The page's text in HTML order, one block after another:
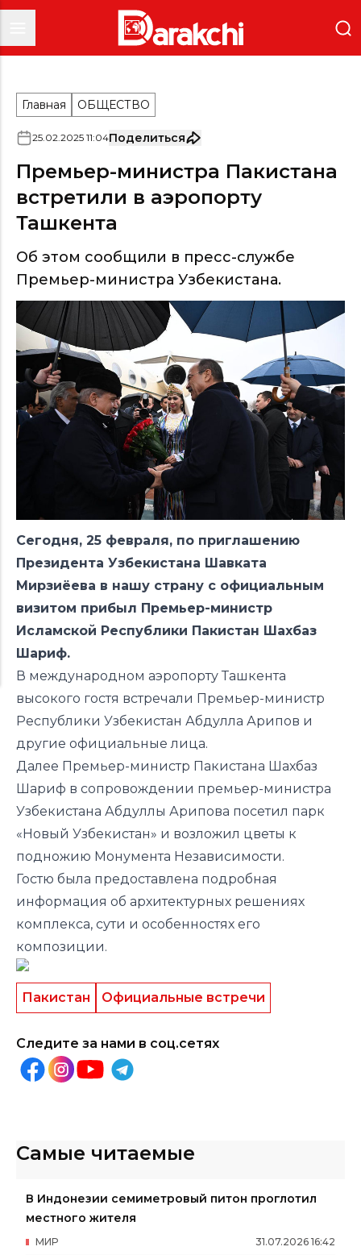
Главная ОБЩЕСТВО
25.02.2025 11:04Поделиться
Премьер-министра Пакистана
встретили в аэропорту
Ташкента
Об этом сообщили в пресс-службе
Премьер-министра Узбекистана.
Сегодня, 25 февраля, по приглашению
Президента Узбекистана Шавката
Мирзиёева в нашу страну с официальным
визитом прибыл Премьер-министр
Исламской Республики Пакистан Шахбаз
Шариф.
В международном аэропорту Ташкента
высокого гостя встречали Премьер-министр
Республики Узбекистан Абдулла Арипов и
другие официальные лица.
Далее Премьер-министр Пакистана Шахбаз
Шариф в сопровождении премьер-министра
Узбекистана Абдуллы Арипова посетил парк
«Новый Узбекистан» и возложил цветы к
подножию Монумента Независимости.
Гостю была предоставлена ​​подробная
информация об архитектурных решениях
комплекса, сути и особенностях его
композиции.
Пакистан Официальные встречи
Следите за нами в соц.сетях
Самые читаемые
В Индонезии семиметровый питон проглотил
местного жителя
31.07.2026 16:42
МИР